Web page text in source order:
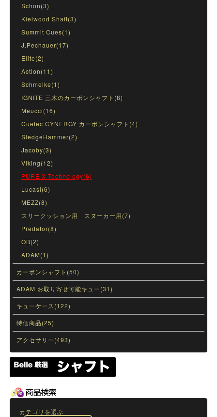
Schon(3)
Kielwood Shaft(3)
Summit Cues(1)
J.Pechauer(17)
Elite(2)
Action(11)
Schmelke(1)
IGNITE 三木のカーボンシャフト(8)
Meucci(16)
Cuetec CYNERGY カーボンシャフト(4)
SledgeHammer(2)
Jacoby(3)
Viking(12)
PURE X Technology(6)
Lucasi(6)
MEZZ(8)
スリークッション用 スヌーカー用(7)
Predator(8)
OB(2)
ADAM(1)
カーボンシャフト(50)
ADAM お取り寄せ可能キュー(31)
キューケース(122)
特価商品(25)
アクセサリー(493)
カテゴリを選ぶ